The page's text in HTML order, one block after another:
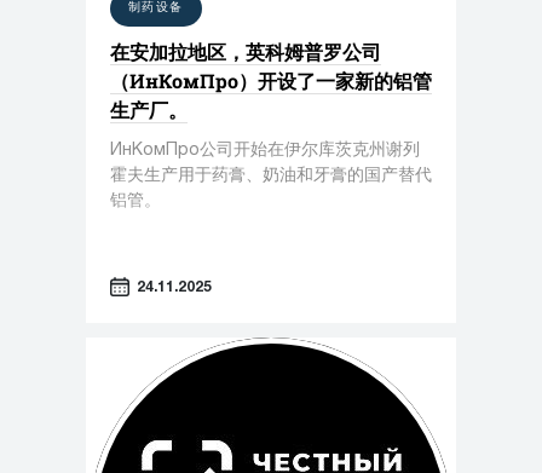
制药设备
在安加拉地区，英科姆普罗公司
（ИнКомПро）开设了一家新的铝管
生产厂。
ИнКомПро公司开始在伊尔库茨克州谢列
霍夫生产用于药膏、奶油和牙膏的国产替代
铝管。
24.11.2025